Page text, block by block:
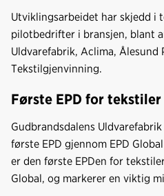
Utviklingsarbeidet har skjedd i
pilotbedrifter i bransjen, blant
Uldvarefabrik, Aclima,
Tekstilgjenvinning.
Første EPD for
Gudbrandsdalens
første EPD gjennom EPD
er den første EPDen for
Global, og markerer en viktig